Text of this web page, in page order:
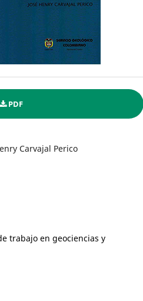
PDF
Carvajal Perico
trabajo en geociencias y